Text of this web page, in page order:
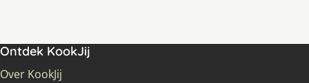
Ontdek KookJij
Over KookJij